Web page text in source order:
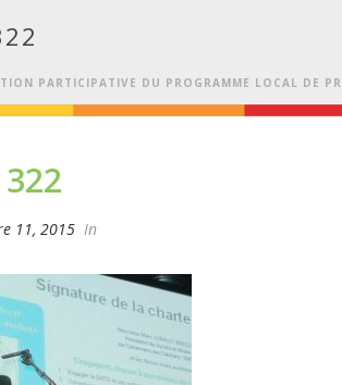
PARTICIPATIVE DU PROGRAMME LOCAL DE
11, 2015 In